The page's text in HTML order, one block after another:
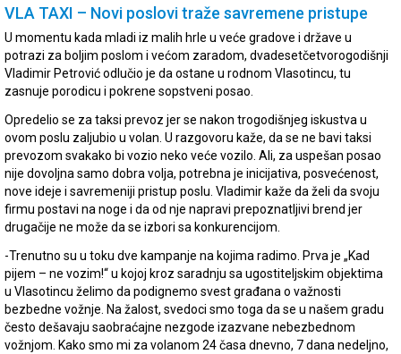
VLA TAXI – Novi poslovi traže savremene pristupe
U momentu kada mladi iz malih hrle u veće gradove i države u
potrazi za boljim poslom i većom zaradom, dvadesetčetvorogodišnji
Vladimir Petrović odlučio je da ostane u rodnom Vlasotincu, tu
zasnuje porodicu i pokrene sopstveni posao.
Opredelio se za taksi prevoz jer se nakon trogodišnjeg iskustva u
ovom poslu zaljubio u volan. U razgovoru kaže, da se ne bavi taksi
prevozom svakako bi vozio neko veće vozilo. Ali, za uspešan posao
nije dovoljna samo dobra volja, potrebna je inicijativa, posvećenost,
nove ideje i savremeniji pristup poslu. Vladimir kaže da želi da svoju
firmu postavi na noge i da od nje napravi prepoznatljivi brend jer
drugačije ne može da se izbori sa konkurencijom.
-Trenutno su u toku dve kampanje na kojima radimo. Prva je „Kad
pijem – ne vozim!“ u kojoj kroz saradnju sa ugostiteljskim objektima
u Vlasotincu želimo da podignemo svest građana o važnosti
bezbedne vožnje. Na žalost, svedoci smo toga da se u našem gradu
često dešavaju saobraćajne nezgode izazvane nebezbednom
vožnjom. Kako smo mi za volanom 24 časa dnevno, 7 dana nedeljno,